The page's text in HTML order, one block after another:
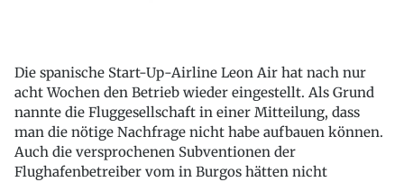
Die spanische Start-Up-Airline Leon Air hat nach nur
acht Wochen den Betrieb wieder eingestellt. Als Grund
nannte die Fluggesellschaft in einer Mitteilung, dass
man die nötige Nachfrage nicht habe aufbauen können.
Auch die versprochenen Subventionen der
Flughafenbetreiber vom in Burgos hätten nicht